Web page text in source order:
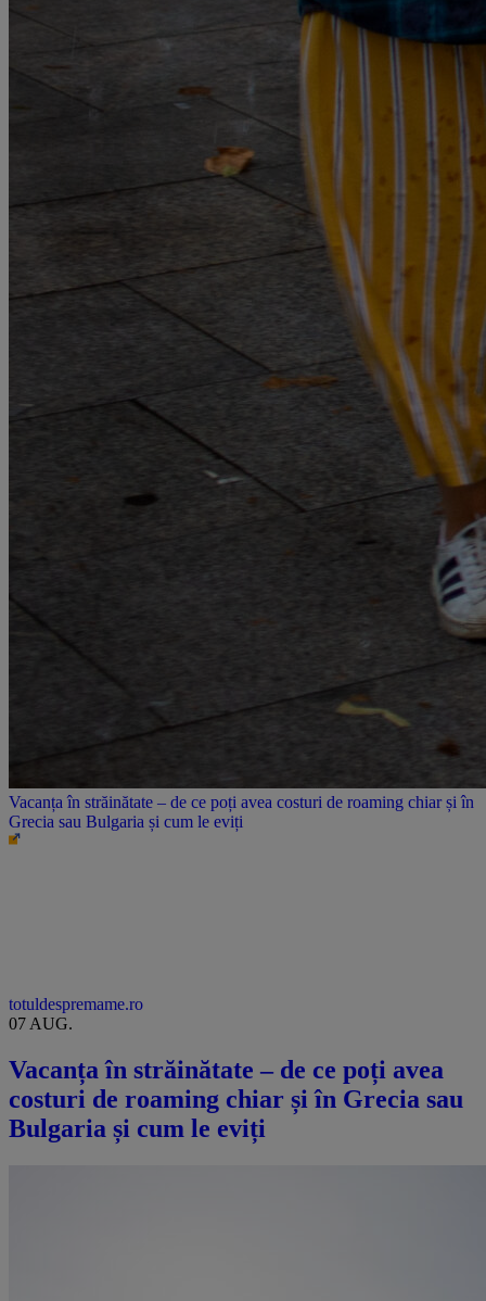
Vacanța în străinătate – de ce poți avea costuri de roaming chiar și în
Grecia sau Bulgaria și cum le eviți
totuldespremame.ro
07 AUG.
Vacanța în străinătate – de ce poți avea
costuri de roaming chiar și în Grecia sau
Bulgaria și cum le eviți